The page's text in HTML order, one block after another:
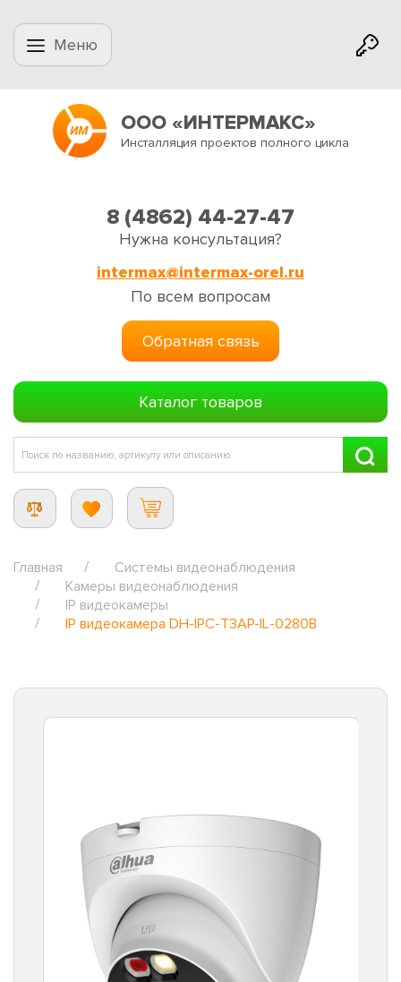
Меню
ООО «ИНТЕРМАКС»
Инсталляция проектов полного цикла
8 (4862) 44-27-47
Нужна консультация?
intermax@intermax-orel.ru
По всем вопросам
Обратная связь
Каталог товаров
Главная
Системы видеонаблюдения
Камеры видеонаблюдения
IP видеокамеры
IP видеокамера DH-IPC-T3AP-IL-0280B